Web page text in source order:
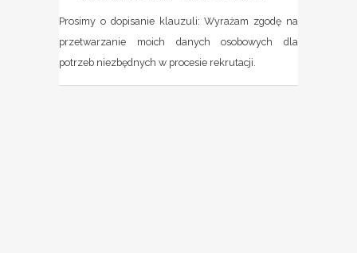
Prosimy o dopisanie klauzuli: Wyrażam zgodę na
przetwarzanie moich danych osobowych dla
potrzeb niezbędnych w procesie rekrutacji.